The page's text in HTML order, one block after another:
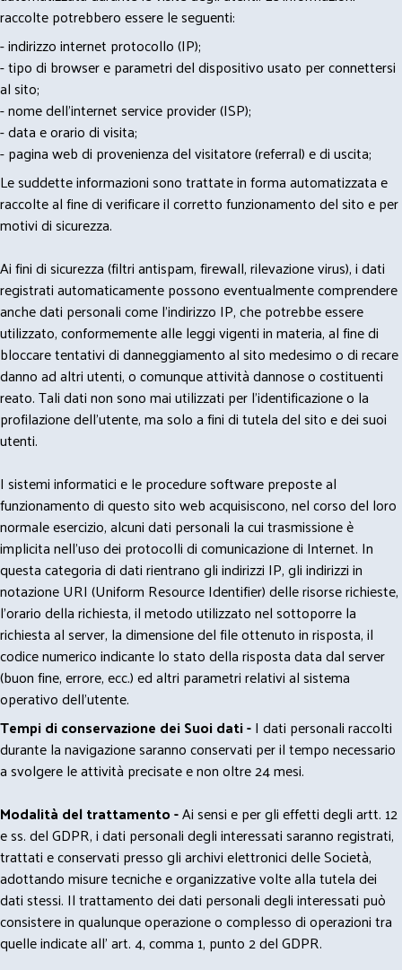
raccolte potrebbero essere le seguenti:
- indirizzo internet protocollo (IP);
- tipo di browser e parametri del dispositivo usato per connettersi
al sito;
- nome dell'internet service provider (ISP);
- data e orario di visita;
- pagina web di provenienza del visitatore (referral) e di uscita;
Le suddette informazioni sono trattate in forma automatizzata e
raccolte al fine di verificare il corretto funzionamento del sito e per
motivi di sicurezza.
Ai fini di sicurezza (filtri antispam, firewall, rilevazione virus), i dati
registrati automaticamente possono eventualmente comprendere
anche dati personali come l'indirizzo IP, che potrebbe essere
utilizzato, conformemente alle leggi vigenti in materia, al fine di
bloccare tentativi di danneggiamento al sito medesimo o di recare
danno ad altri utenti, o comunque attività dannose o costituenti
reato. Tali dati non sono mai utilizzati per l'identificazione o la
profilazione dell'utente, ma solo a fini di tutela del sito e dei suoi
utenti.
I sistemi informatici e le procedure software preposte al
funzionamento di questo sito web acquisiscono, nel corso del loro
normale esercizio, alcuni dati personali la cui trasmissione è
implicita nell'uso dei protocolli di comunicazione di Internet. In
questa categoria di dati rientrano gli indirizzi IP, gli indirizzi in
notazione URI (Uniform Resource Identifier) delle risorse richieste,
l'orario della richiesta, il metodo utilizzato nel sottoporre la
richiesta al server, la dimensione del file ottenuto in risposta, il
codice numerico indicante lo stato della risposta data dal server
(buon fine, errore, ecc.) ed altri parametri relativi al sistema
operativo dell'utente.
Tempi di conservazione dei Suoi dati -I dati personali raccolti
durante la navigazione saranno conservati per il tempo necessario
a svolgere le attività precisate e non oltre 24 mesi.
Modalità del trattamento -Ai sensi e per gli effetti degli artt. 12
e ss. del GDPR, i dati personali degli interessati saranno registrati,
trattati e conservati presso gli archivi elettronici delle Società,
adottando misure tecniche e organizzative volte alla tutela dei
dati stessi. Il trattamento dei dati personali degli interessati può
consistere in qualunque operazione o complesso di operazioni tra
quelle indicate all' art. 4, comma 1, punto 2 del GDPR.